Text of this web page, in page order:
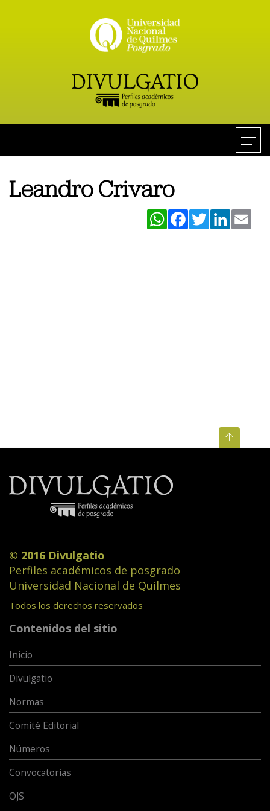
Leandro Crivaro
WhatsAppFacebookTwitterLinkedIn
© 2016 Divulgatio
Perfiles académicos de posgrado
Universidad Nacional de Quilmes
Todos los derechos reservados
Contenidos del sitio
Inicio
Divulgatio
Normas
Comité Editorial
Números
Convocatorias
OJS